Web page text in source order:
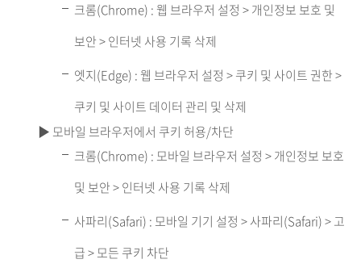
크롬(Chrome) : 웹 브라우저 설정 > 개인정보 보호 및
보안 > 인터넷 사용 기록 삭제
엣지(Edge) : 웹 브라우저 설정 > 쿠키 및 사이트 권한 >
쿠키 및 사이트 데이터 관리 및 삭제
▶ 모바일 브라우저에서 쿠키 허용/차단
크롬(Chrome) : 모바일 브라우저 설정 > 개인정보 보호
및 보안 > 인터넷 사용 기록 삭제
사파리(Safari) : 모바일 기기 설정 > 사파리(Safari) > 고
급 > 모든 쿠키 차단